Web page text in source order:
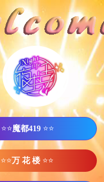
⭐⭐魔都419 ⭐⭐
⭐⭐万 花 楼 ⭐⭐